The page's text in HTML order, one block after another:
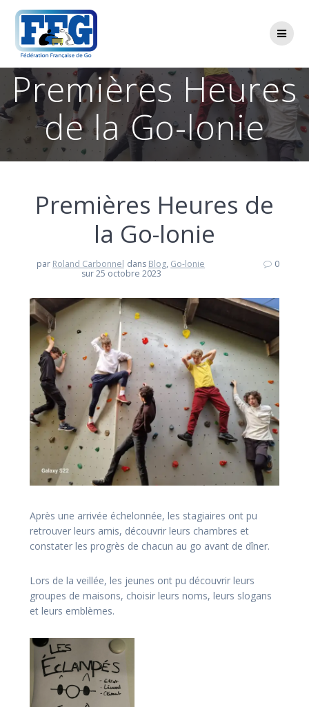
Premières Heures
de la Go-lonie
Premières Heures de
la Go-lonie
par Roland Carbonnel dans Blog, Go-lonie
sur 25 octobre 2023
0
Après une arrivée échelonnée, les stagiaires ont pu
retrouver leurs amis, découvrir leurs chambres et
constater les progrès de chacun au go avant de dîner.
Lors de la veillée, les jeunes ont pu découvrir leurs
groupes de maisons, choisir leurs noms, leurs slogans
et leurs emblèmes.